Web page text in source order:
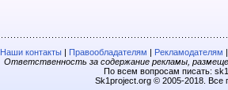
Наши контакты| Правообладателям | Рекламодателям |
Ответственность за содержание рекламы,
По всем вопросам писать:
Sk1project.org © 2005-2018. Все